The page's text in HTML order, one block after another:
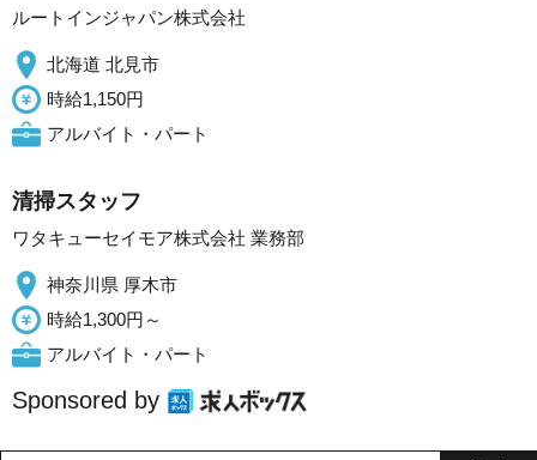
ルートインジャパン株式会社
北海道 北見市
時給1,150円
アルバイト・パート
清掃スタッフ
ワタキューセイモア株式会社 業務部
神奈川県 厚木市
時給1,300円～
アルバイト・パート
Sponsored by